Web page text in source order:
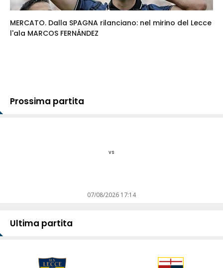
MERCATO. Dalla SPAGNA rilanciano: nel mirino del Lecce
l'ala MARCOS FERNÁNDEZ
Prossima partita
vs
07/08/2026 17:14
Ultima partita